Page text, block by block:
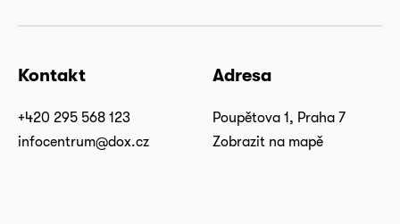
Kontakt
+420 295 568 123
infocentrum@dox.cz
Adresa
Poupětova 1, Praha 7
Zobrazit na mapě